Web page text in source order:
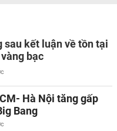
sau kết luận về tồn tại
bạc
Hà Nội tăng gấp
Bang